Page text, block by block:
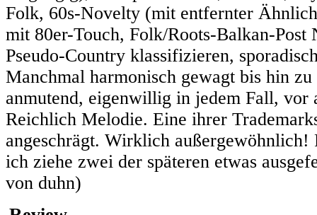
Folk, 60s-Novelty (mit entfernter
mit 80er-Touch, Folk/Roots-Balkan-
Pseudo-Country klassifizieren,
Manchmal harmonisch gewagt bis hin
anmutend, eigenwillig in jedem Fall, vor
Reichlich Melodie. Eine ihrer
angeschrägt. Wirklich
ich ziehe zwei der späteren etwas
von duhn)